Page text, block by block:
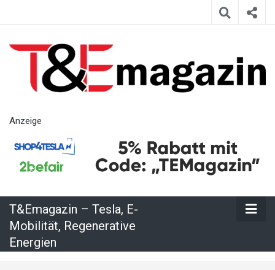
– Tesla, E-
Mobilität,
Regenerative
Energien
Anzeige
T&Emagazin – Tesla, E-
Mobilität, Regenerative
Energien